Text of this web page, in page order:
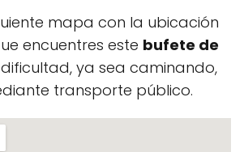
mapa con la ubicación
encuentres este bufete de
ya sea caminando,
transporte público.